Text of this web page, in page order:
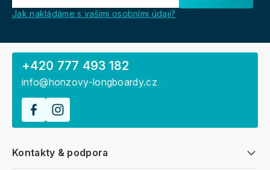
Jak nakládáme s vašimi osobními údaji?
Kontakty & podpora
+420 777 493 182
info@honzovy-longboardy.cz